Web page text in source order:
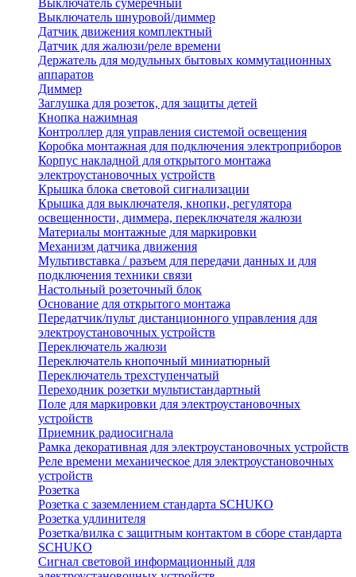
Выключатель сумеречный
Выключатель шнуровой/диммер
Датчик движения комплектный
Датчик для жалюзи/реле времени
Держатель для модульных бытовых коммутационных
аппаратов
Диммер
Заглушка для розеток, для защиты детей
Кнопка нажимная
Контроллер для управления системой освещения
Коробка монтажная для подключения электроприборов
Корпус накладной для открытого монтажа
электроустановочных устройств
Крышка блока световой сигнализации
Крышка для выключателя, кнопки, регулятора
освещенности, диммера, переключателя жалюзи
Материалы монтажные для маркировки
Механизм датчика движения
Мультивставка / разъем для передачи данных и для
подключения техники связи
Настольный розеточный блок
Основание для открытого монтажа
Передатчик/пульт дистанционного управления для
электроустановочных устройств
Переключатель жалюзи
Переключатель кнопочный миниатюрный
Переключатель трехступенчатый
Переходник розетки мультистандартный
Поле для маркировки для электроустановочных
устройств
Приемник радиосигнала
Рамка декоративная для электроустановочных устройств
Реле времени механическое для электроустановочных
устройств
Розетка
Розетка с заземлением стандарта SCHUKO
Розетка удлинителя
Розетка/вилка с защитным контактом в сборе стандарта
SCHUKO
Сигнал световой информационный для